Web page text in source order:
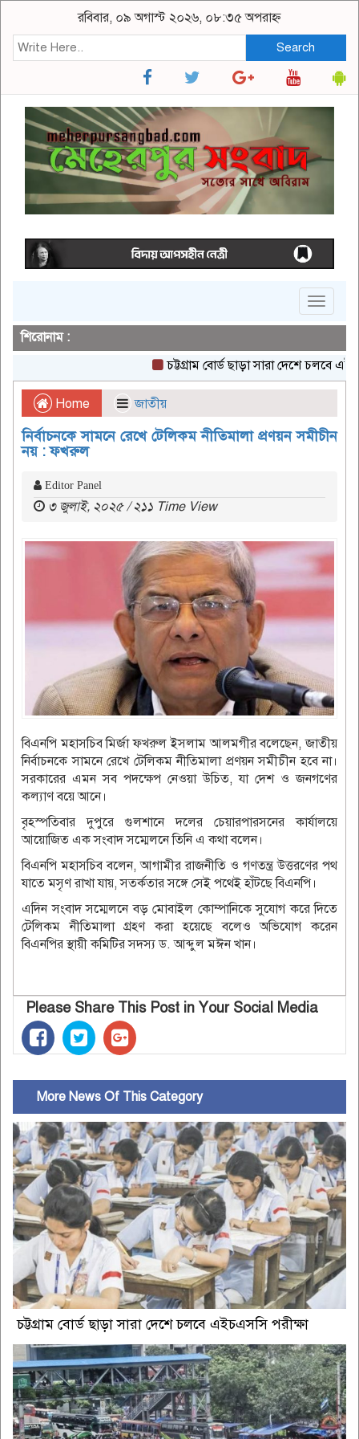
রবিবার, ০৯ অগাস্ট ২০২৬, ০৮:৩৫ অপরাহ্ন
Search
Toggle
শিরোনাম :
চট্টগ্রাম বোর্ড ছাড়া সারা দেশে চলবে
Home জাতীয়
নির্বাচনকে সামনে রেখে টেলিকম নীতিমালা প্রণয়ন সমীচীন
নয় : ফখরুল
Editor Panel
৩ জুলাই, ২০২৫ / ২১১ Time View
বিএনপি মহাসচিব মির্জা ফখরুল ইসলাম আলমগীর বলেছেন, জাতীয়
নির্বাচনকে সামনে রেখে টেলিকম নীতিমালা প্রণয়ন সমীচীন হবে না।
সরকারের এমন সব পদক্ষেপ নেওয়া উচিত, যা দেশ ও জনগণের
কল্যাণ বয়ে আনে।
বৃহস্পতিবার দুপুরে গুলশানে দলের চেয়ারপারসনের কার্যালয়ে
আয়োজিত এক সংবাদ সম্মেলনে তিনি এ কথা বলেন।
বিএনপি মহাসচিব বলেন, আগামীর রাজনীতি ও গণতন্ত্র উত্তরণের পথ
যাতে মসৃণ রাখা যায়, সতর্কতার সঙ্গে সেই পথেই হাঁটছে বিএনপি।
এদিন সংবাদ সম্মেলনে বড় মোবাইল কোম্পানিকে সুযোগ করে দিতে
টেলিকম নীতিমালা গ্রহণ করা হয়েছে বলেও অভিযোগ করেন
বিএনপির স্থায়ী কমিটির সদস্য ড. আব্দুল মঈন খান।
Please Share This Post in Your Social Media
More News Of This Category
চট্টগ্রাম বোর্ড ছাড়া সারা দেশে চলবে এইচএসসি পরীক্ষা